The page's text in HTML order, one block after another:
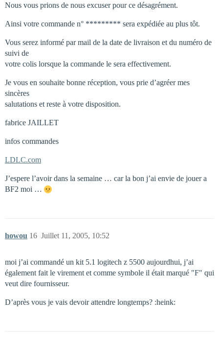
Nous vous prions de nous excuser pour ce désagrément.
Ainsi votre commande n° ********* sera expédiée au plus tôt.
Vous serez informé par mail de la date de livraison et du numéro de
suivi de
votre colis lorsque la commande le sera effectivement.
Je vous en souhaite bonne réception, vous prie d’agréer mes
sincères
salutations et reste à votre disposition.
fabrice JAILLET
infos commandes
LDLC.com
J’espere l’avoir dans la semaine … car la bon j’ai envie de jouer a
BF2 moi …
howou Juillet 11, 2005, 10:52
16
moi j’ai commandé un kit 5.1 logitech z 5500 aujourdhui, j’ai
également fait le virement et comme symbole il était marqué "F" qui
veut dire fournisseur.
D’après vous je vais devoir attendre longtemps? :heink: